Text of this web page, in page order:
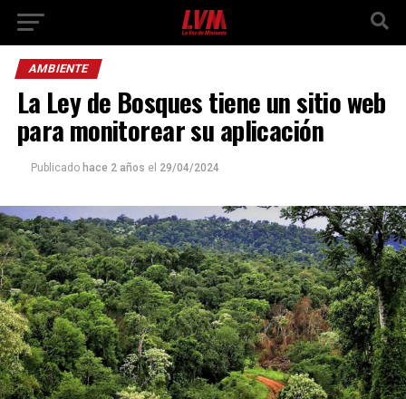
AMBIENTE
La Ley de Bosques tiene un sitio web
para monitorear su aplicación
Publicado hace 2 años el 29/04/2024